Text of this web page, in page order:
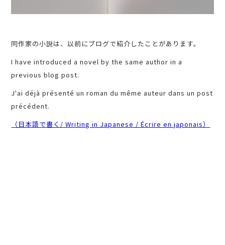
同作家の小説は、以前にブログで紹介したことがあります。
I have introduced a novel by the same author in a
previous blog post.
J'ai déjà présenté un roman du même auteur dans un post
précédent.
（日本語で書く/ Writing in Japanese / Écrire en japonais）